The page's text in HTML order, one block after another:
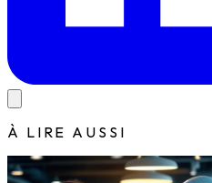
À LIRE AUSSI